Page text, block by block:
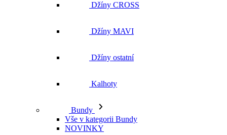
Džíny CROSS
Džíny MAVI
Džíny ostatní
Kalhoty
Bundy
Vše v kategorii Bundy
NOVINKY